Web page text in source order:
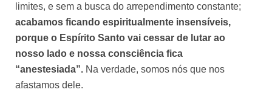
limites, e sem a busca do arrependimento constante;
acabamos ficando espiritualmente insensíveis,
porque o Espírito Santo vai cessar de lutar ao
nosso lado e nossa consciência fica
“anestesiada”. Na verdade, somos nós que nos
afastamos dele.